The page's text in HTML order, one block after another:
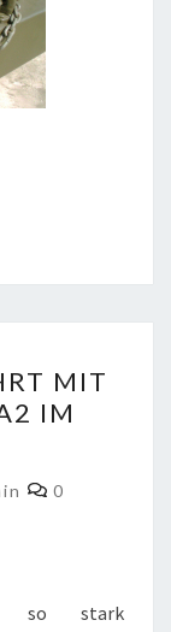
MIT
IM
Kommentare
0
so stark